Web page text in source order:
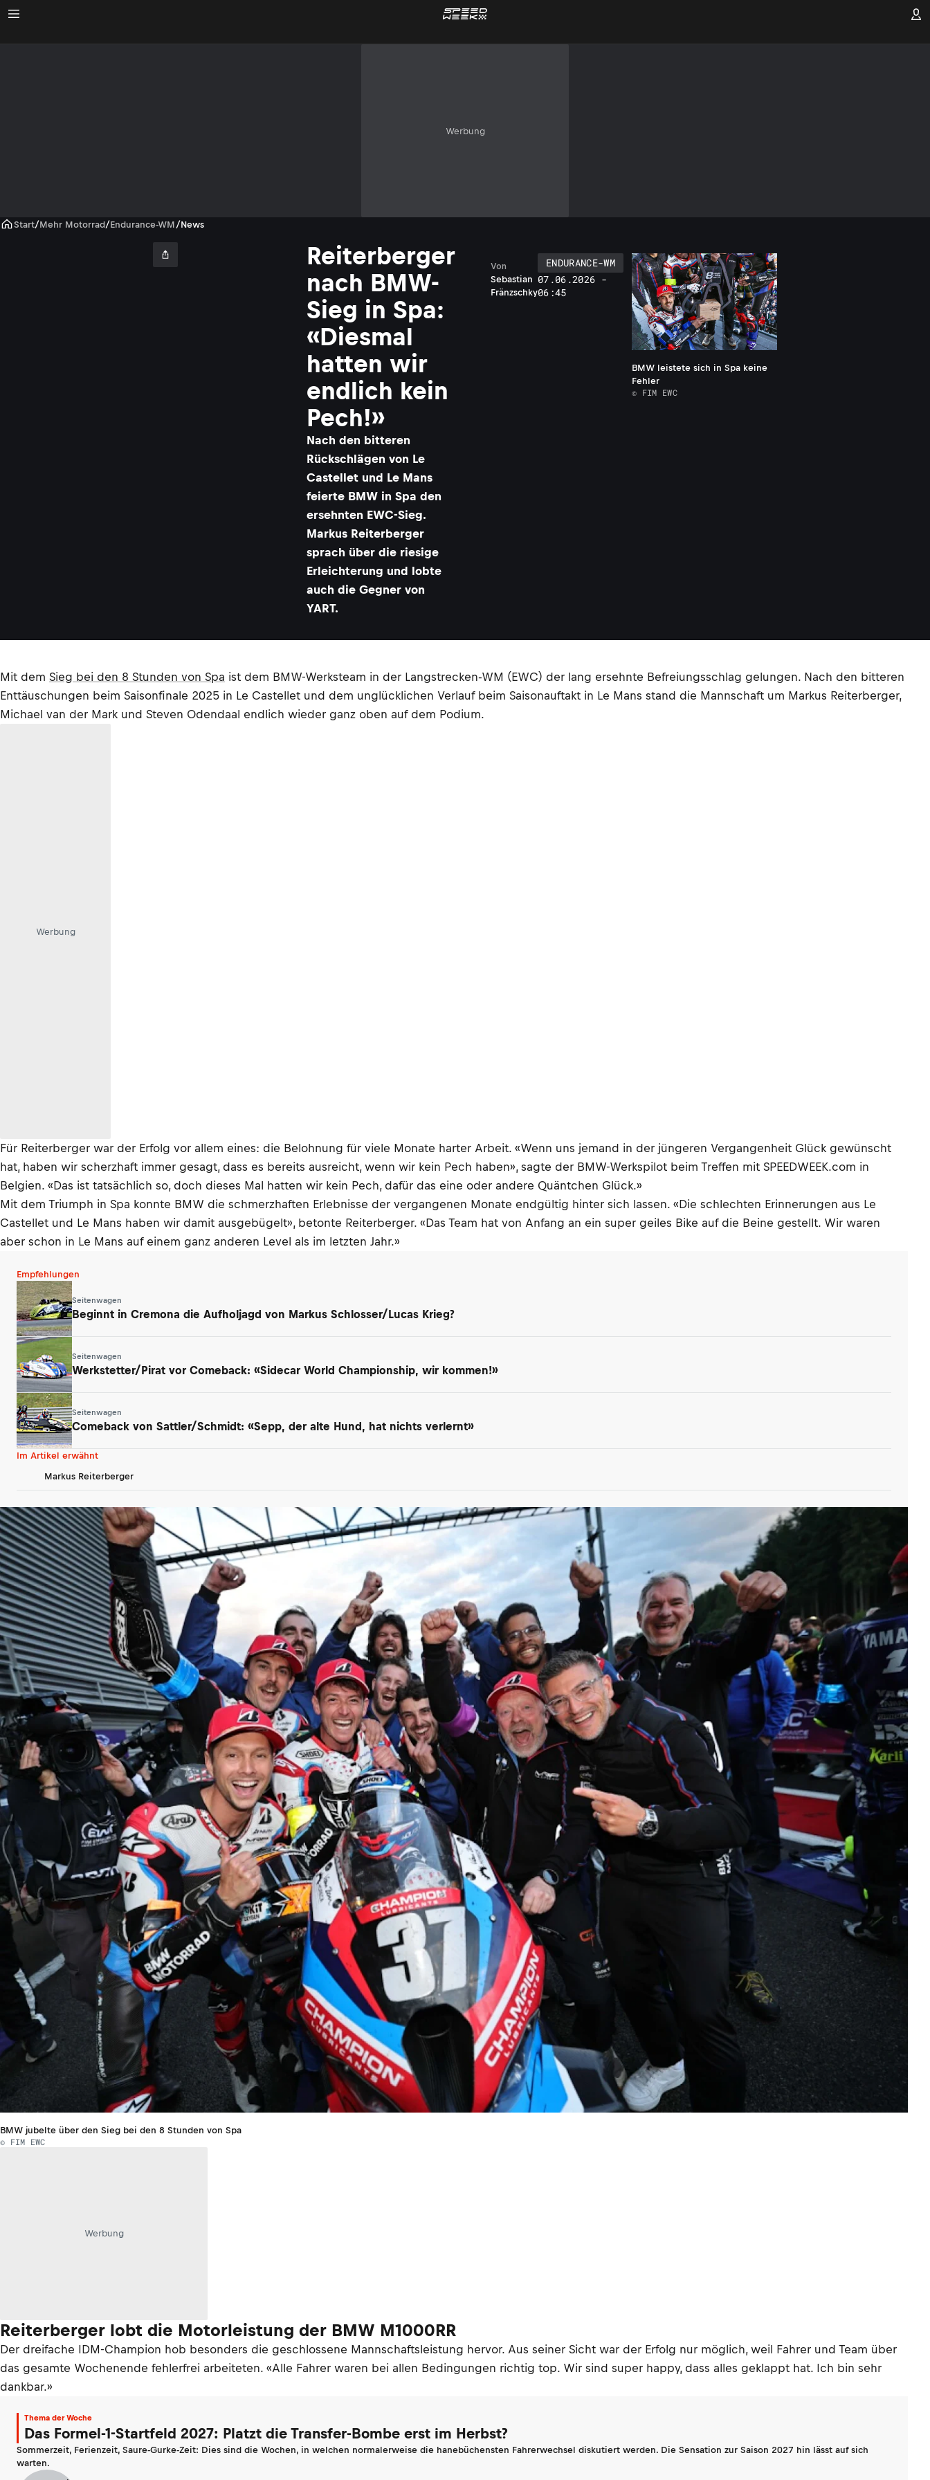
Werbung
Start/Mehr Motorrad/Endurance-WM /News
Reiterberger
nach BMW-
Sieg in Spa:
«Diesmal
hatten wir
endlich kein
Pech!»
Nach den bitteren
Rückschlägen von Le
Castellet und Le Mans
feierte BMW in Spa den
ersehnten EWC-Sieg.
Markus Reiterberger
sprach über die riesige
Erleichterung und lobte
auch die Gegner von
YART.
Sebastian
Fränzschky
Von
ENDURANCE-WM
07.06.2026 -
06:45
BMW leistete sich in Spa keine
Fehler
© FIM EWC
Mit dem Sieg bei den 8 Stunden von Spa ist dem BMW-Werksteam in der Langstrecken-WM (EWC) der lang ersehnte Befreiungsschlag gelungen. Nach den bitteren
Enttäuschungen beim Saisonfinale 2025 in Le Castellet und dem unglücklichen Verlauf beim Saisonauftakt in Le Mans stand die Mannschaft um Markus Reiterberger,
Michael van der Mark und Steven Odendaal endlich wieder ganz oben auf dem Podium.
Werbung
Für Reiterberger war der Erfolg vor allem eines: die Belohnung für viele Monate harter Arbeit. «Wenn uns jemand in der jüngeren Vergangenheit Glück gewünscht
hat, haben wir scherzhaft immer gesagt, dass es bereits ausreicht, wenn wir kein Pech haben», sagte der BMW-Werkspilot beim Treffen mit SPEEDWEEK.com in
Belgien. «Das ist tatsächlich so, doch dieses Mal hatten wir kein Pech, dafür das eine oder andere Quäntchen Glück.»
Mit dem Triumph in Spa konnte BMW die schmerzhaften Erlebnisse der vergangenen Monate endgültig hinter sich lassen. «Die schlechten Erinnerungen aus Le
Castellet und Le Mans haben wir damit ausgebügelt», betonte Reiterberger. «Das Team hat von Anfang an ein super geiles Bike auf die Beine gestellt. Wir waren
aber schon in Le Mans auf einem ganz anderen Level als im letzten Jahr.»
Empfehlungen
Seitenwagen
Beginnt in Cremona die Aufholjagd von Markus Schlosser/Lucas Krieg?
Seitenwagen
Werkstetter/Pirat vor Comeback: «Sidecar World Championship, wir kommen!»
Seitenwagen
Comeback von Sattler/Schmidt: «Sepp, der alte Hund, hat nichts verlernt»
Im Artikel erwähnt
Markus Reiterberger
BMW jubelte über den Sieg bei den 8 Stunden von Spa
© FIM EWC
Werbung
Reiterberger lobt die Motorleistung der BMW M1000RR
Der dreifache IDM-Champion hob besonders die geschlossene Mannschaftsleistung hervor. Aus seiner Sicht war der Erfolg nur möglich, weil Fahrer und Team über
das gesamte Wochenende fehlerfrei arbeiteten. «Alle Fahrer waren bei allen Bedingungen richtig top. Wir sind super happy, dass alles geklappt hat. Ich bin sehr
dankbar.»
Thema der Woche
Das Formel-1-Startfeld 2027: Platzt die Transfer-Bombe erst im Herbst?
Sommerzeit, Ferienzeit, Saure-Gurke-Zeit: Dies sind die Wochen, in welchen normalerweise die hanebüchensten Fahrerwechsel diskutiert werden. Die Sensation zur Saison 2027 hin lässt auf sich
warten.